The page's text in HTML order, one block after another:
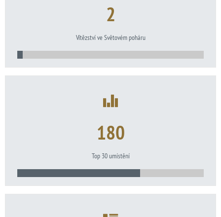
2
Vítězství ve Světovém poháru
180
Top 30 umístění